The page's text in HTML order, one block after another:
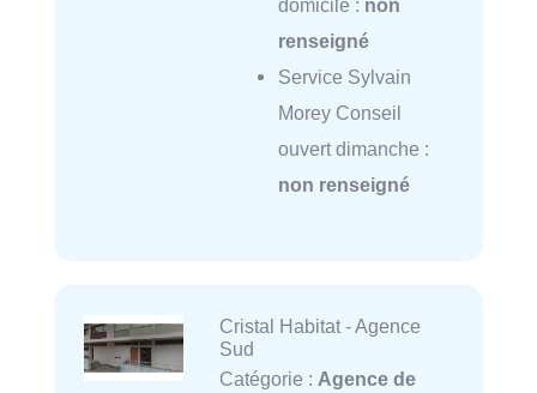
domicile : non
renseigné
Service Sylvain
Morey Conseil
ouvert dimanche :
non renseigné
Cristal Habitat - Agence
Sud
Catégorie : Agence de